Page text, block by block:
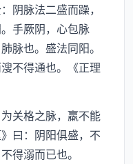
阴脉法二盛而躁，
手厥阴，心包脉
脉也。盛法同阳。
不得通也。《正理
关格之脉，羸不能
曰：阴阳俱盛，不
得溺而已也。